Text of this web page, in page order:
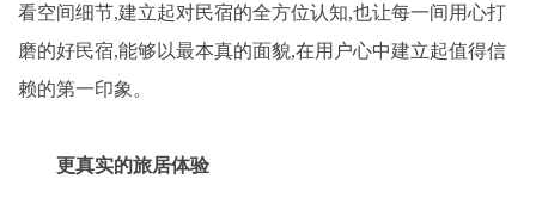
看空间细节,建立起对民宿的全方位认知,也让每一间用心打
磨的好民宿,能够以最本真的面貌,在用户心中建立起值得信
赖的第一印象。
更真实的旅居体验